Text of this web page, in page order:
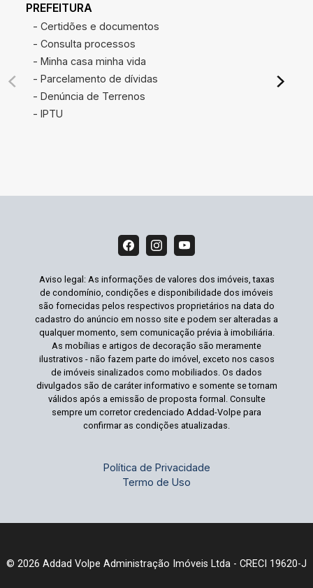
PREFEITURA
- Certidões e documentos
- Consulta processos
- Minha casa minha vida
- Parcelamento de dívidas
- Denúncia de Terrenos
- IPTU
Aviso legal: As informações de valores dos imóveis, taxas
de condomínio, condições e disponibilidade dos imóveis
são fornecidas pelos respectivos proprietários na data do
cadastro do anúncio em nosso site e podem ser alteradas a
qualquer momento, sem comunicação prévia à imobiliária.
As mobílias e artigos de decoração são meramente
ilustrativos - não fazem parte do imóvel, exceto nos casos
de imóveis sinalizados como mobiliados. Os dados
divulgados são de caráter informativo e somente se tornam
válidos após a emissão de proposta formal. Consulte
sempre um corretor credenciado Addad-Volpe para
confirmar as condições atualizadas.
Política de Privacidade
Termo de Uso
© 2026 Addad Volpe Administração Imóveis Ltda - CRECI 19620-J